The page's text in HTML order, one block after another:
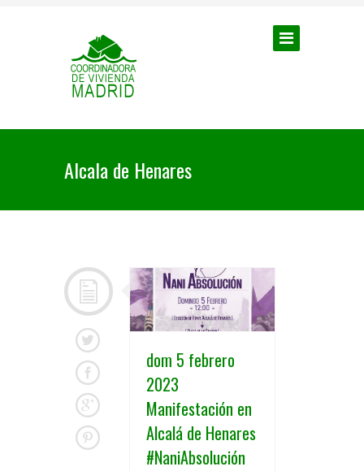
Alcala de Henares
dom 5 febrero
2023
Manifestación en
Alcalá de Henares
#NaniAbsolución